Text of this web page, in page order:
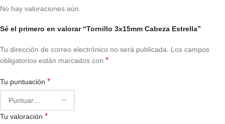
No hay valoraciones aún.
Sé el primero en valorar “Tornillo 3x15mm Cabeza Estrella”
Tu dirección de correo electrónico no será publicada. Los campos
obligatorios están marcados con *
Tu puntuación *
Tu valoración *